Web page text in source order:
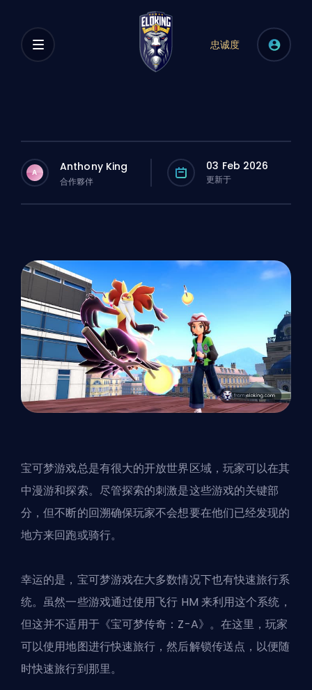
忠诚度
A Anthony King
合作夥伴
03 Feb 2026
更新于
宝可梦游戏总是有很大的开放世界区域，玩家可以在其
中漫游和探索。尽管探索的刺激是这些游戏的关键部
分，但不断的回溯确保玩家不会想要在他们已经发现的
地方来回跑或骑行。
幸运的是，宝可梦游戏在大多数情况下也有快速旅行系
统。虽然一些游戏通过使用飞行 HM 来利用这个系统，
但这并不适用于《宝可梦传奇：Z-A》。在这里，玩家
可以使用地图进行快速旅行，然后解锁传送点，以便随
时快速旅行到那里。